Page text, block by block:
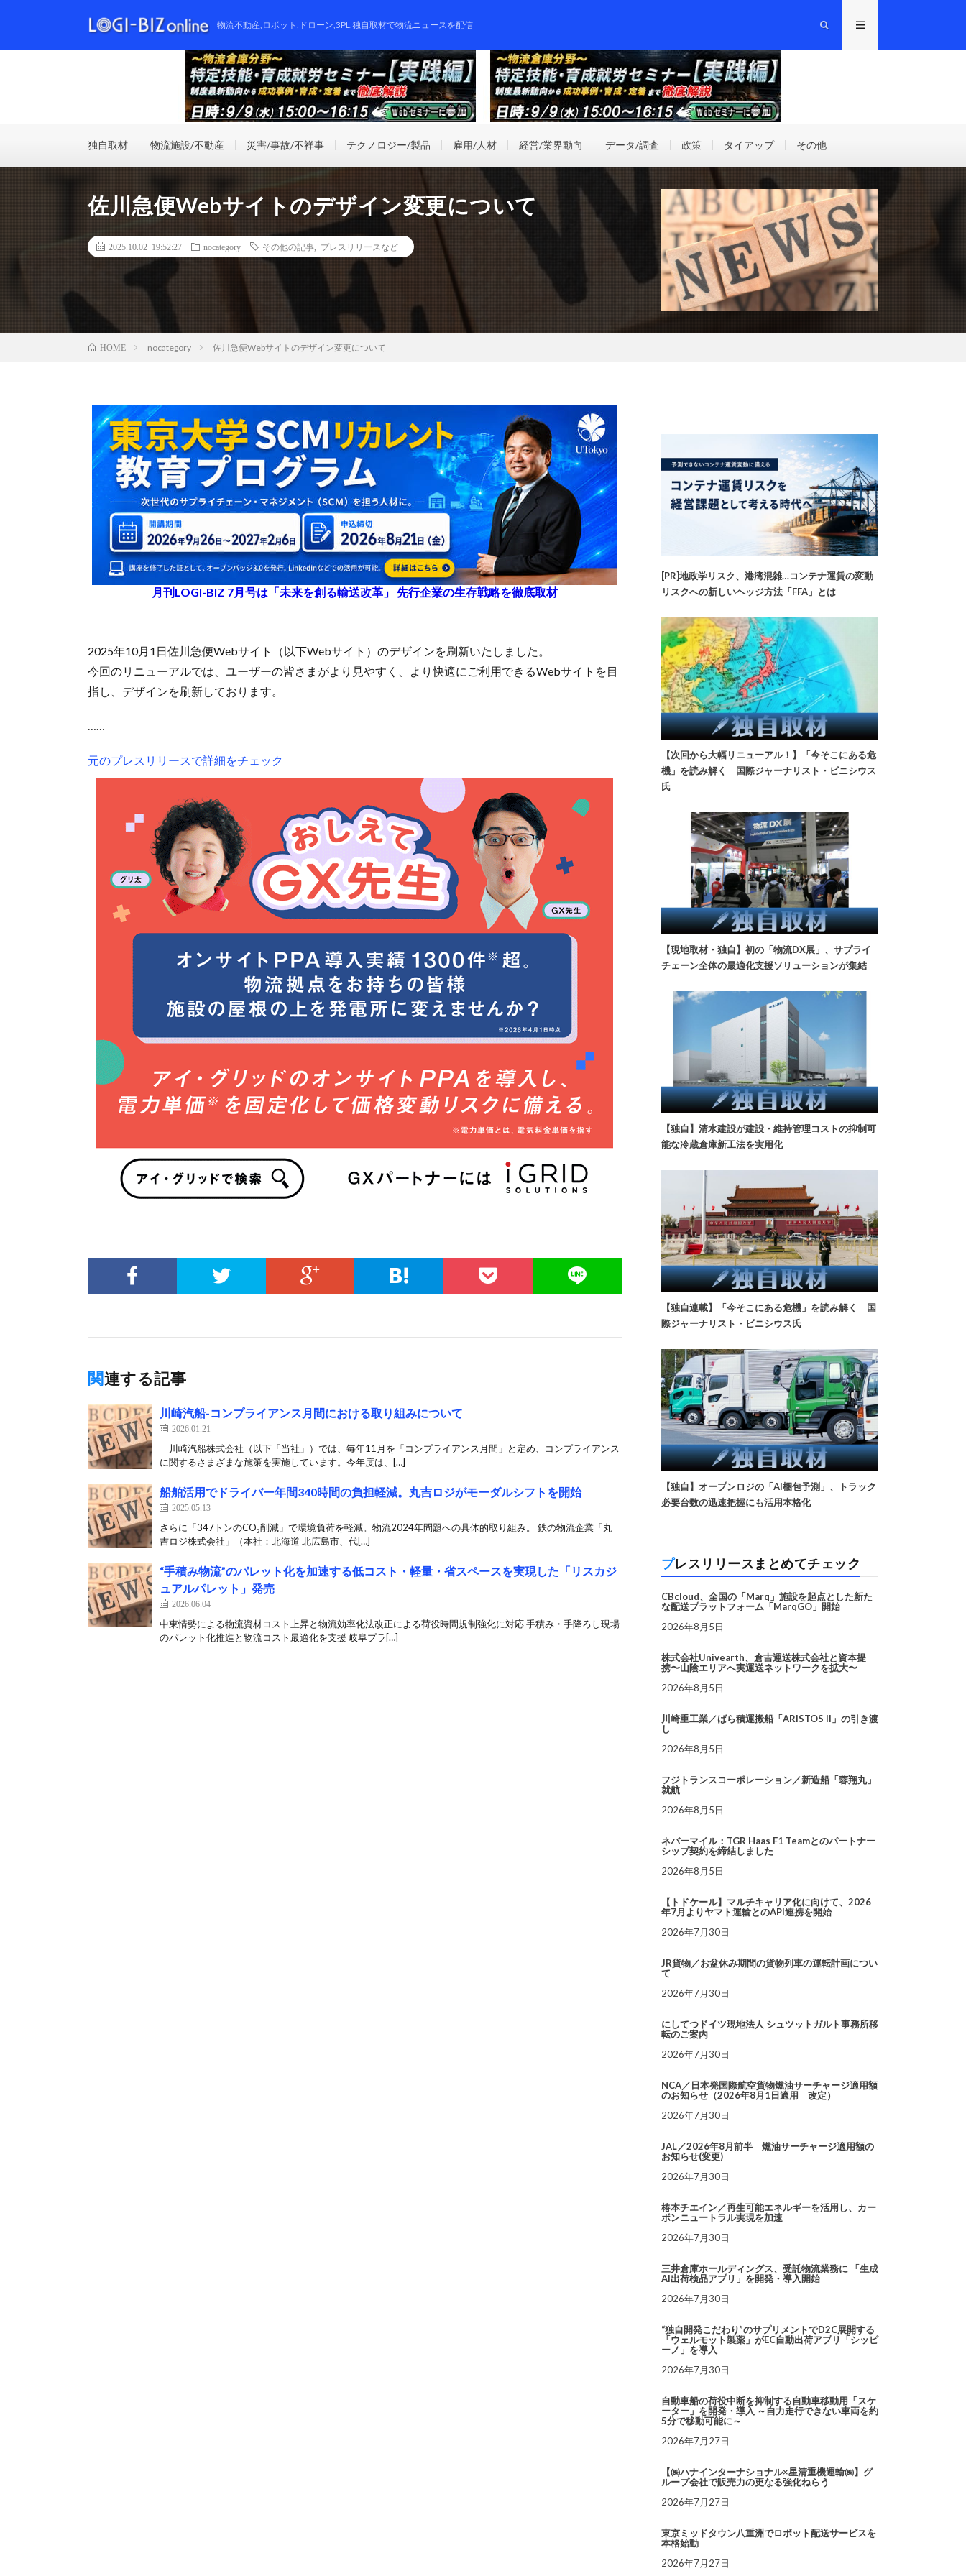
物流不動産,ロボット,ドローン,3PL,独自取材で物流ニュースを配信
独自取材 物流施設/不動産 災害/事故/不祥事 テクノロジー/製品 雇用/人材 経営/業界動向 データ/調査 政策 タイアップ その他
佐川急便Webサイトのデザイン変更について
2025.10.02 19:52:27 nocategory その他の記事 プレスリリースなど
HOME nocategory 佐川急便Webサイトのデザイン変更について
月刊LOGI-BIZ 7月号は「未来を創る輸送改革」 先行企業の生存戦略を徹底取材
2025年10月1日佐川急便Webサイト（以下Webサイト）のデザインを刷新いたしました。
今回のリニューアルでは、ユーザーの皆さまがより見やすく、より快適にご利用できるWebサイトを目
指し、デザインを刷新しております。
……
元のプレスリリースで詳細をチェック
関連する記事
川崎汽船-コンプライアンス月間における取り組みについて
2026.01.21
川崎汽船株式会社（以下「当社」）では、毎年11月を「コンプライアンス月間」と定め、コンプライアンス
に関するさまざまな施策を実施しています。今年度は、[…]
船舶活用でドライバー年間340時間の負担軽減。丸吉ロジがモーダルシフトを開始
2025.05.13
さらに「347トンのCO₂削減」で環境負荷を軽減。物流2024年問題への具体的取り組み。 鉄の物流企業「丸
吉ロジ株式会社」（本社：北海道 北広島市、代[…]
“手積み物流”のパレット化を加速する低コスト・軽量・省スペースを実現した「リスカジ
ュアルパレット」発売
2026.06.04
中東情勢による物流資材コスト上昇と物流効率化法改正による荷役時間規制強化に対応 手積み・手降ろし現場
のパレット化推進と物流コスト最適化を支援 岐阜プラ[…]
[PR]地政学リスク、港湾混雑…コンテナ運賃の変動
リスクへの新しいヘッジ方法「FFA」とは
【次回から大幅リニューアル！】「今そこにある危
機」を読み解く 国際ジャーナリスト・ビニシウス
氏
【現地取材・独自】初の「物流DX展」、サプライ
チェーン全体の最適化支援ソリューションが集結
【独自】清水建設が建設・維持管理コストの抑制可
能な冷蔵倉庫新工法を実用化
【独自連載】「今そこにある危機」を読み解く 国
際ジャーナリスト・ビニシウス氏
【独自】オープンロジの「AI梱包予測」、トラック
必要台数の迅速把握にも活用本格化
プレスリリースまとめてチェック
CBcloud、全国の「Marq」施設を起点とした新た
な配送プラットフォーム「MarqGO」開始
2026年8月5日
株式会社Univearth、倉吉運送株式会社と資本提
携〜山陰エリアへ実運送ネットワークを拡大〜
2026年8月5日
川崎重工業／ばら積運搬船「ARISTOS II」の引き渡
し
2026年8月5日
フジトランスコーポレーション／新造船「蓉翔丸」
就航
2026年8月5日
ネバーマイル：TGR Haas F1 Teamとのパートナー
シップ契約を締結しました
2026年8月5日
【トドケール】マルチキャリア化に向けて、2026
年7月よりヤマト運輸とのAPI連携を開始
2026年7月30日
JR貨物／お盆休み期間の貨物列車の運転計画につい
て
2026年7月30日
にしてつドイツ現地法人 シュツットガルト事務所移
転のご案内
2026年7月30日
NCA／日本発国際航空貨物燃油サーチャージ適用額
のお知らせ（2026年8月1日適用 改定）
2026年7月30日
JAL／2026年8月前半 燃油サーチャージ適用額の
お知らせ(変更)
2026年7月30日
椿本チエイン／再生可能エネルギーを活用し、カー
ボンニュートラル実現を加速
2026年7月30日
三井倉庫ホールディングス、受託物流業務に 「生成
AI出荷検品アプリ」を開発・導入開始
2026年7月30日
“独自開発こだわり”のサプリメントでD2C展開する
「ウェルモット製薬」がEC自動出荷アプリ「シッピ
ーノ」を導入
2026年7月30日
自動車船の荷役中断を抑制する自動車移動用「スケ
ーター」を開発・導入 ～自力走行できない車両を約
5分で移動可能に～
2026年7月27日
【㈱ハナインターナショナル×星清重機運輸㈱】グ
ループ会社で販売力の更なる強化ねらう
2026年7月27日
東京ミッドタウン八重洲でロボット配送サービスを
本格始動
2026年7月27日